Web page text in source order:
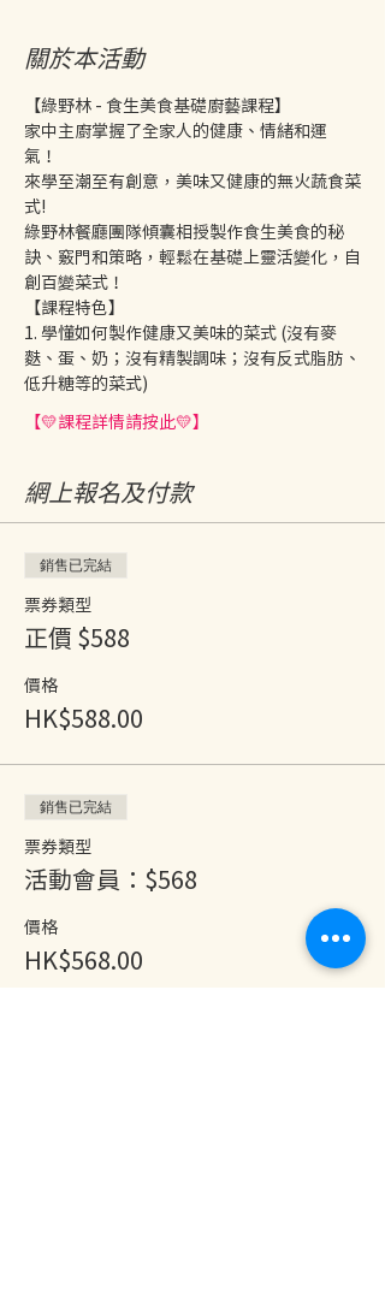
關於本活動
【綠野林 - 食生美食基礎廚藝課程】
家中主廚掌握了全家人的健康、情緒和運
氣！
來學至潮至有創意，美味又健康的無火蔬食菜
式!
綠野林餐廳團隊傾囊相授製作食生美食的秘
訣、竅門和策略，輕鬆在基礎上靈活變化，自
創百變菜式！
【課程特色】
1. 學懂如何製作健康又美味的菜式 (沒有麥
麩、蛋、奶；沒有精製調味；沒有反式脂肪、
低升糖等的菜式)
【💛課程詳情請按此💛】
網上報名及付款
銷售已完結
票券類型
正價 $588
價格
HK$588.00
銷售已完結
票券類型
活動會員：$568
價格
HK$568.00